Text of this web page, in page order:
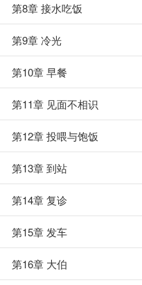
第8章 接水吃饭
第9章 冷光
第10章 早餐
第11章 见面不相识
第12章 投喂与饱饭
第13章 到站
第14章 复诊
第15章 发车
第16章 大伯